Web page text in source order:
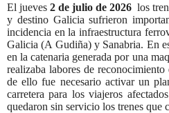
El jueves 2 de julio de 2026 los
y destino Galicia sufrieron
incidencia en la infraestructura
Galicia (A Gudiña) y Sanabria. En
en la catenaria generada por una
realizaba labores de
de ello fue necesario activar un
carretera para los viajeros
quedaron sin servicio los trenes que